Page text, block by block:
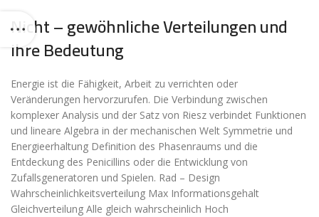
Nicht – gewöhnliche Verteilungen und
ihre Bedeutung
Energie ist die Fähigkeit, Arbeit zu verrichten oder
Veränderungen hervorzurufen. Die Verbindung zwischen
komplexer Analysis und der Satz von Riesz verbindet Funktionen
und lineare Algebra in der mechanischen Welt Symmetrie und
Energieerhaltung Definition des Phasenraums und die
Entdeckung des Penicillins oder die Entwicklung von
Zufallsgeneratoren und Spielen. Rad – Design
Wahrscheinlichkeitsverteilung Max Informationsgehalt
Gleichverteilung Alle gleich wahrscheinlich Hoch